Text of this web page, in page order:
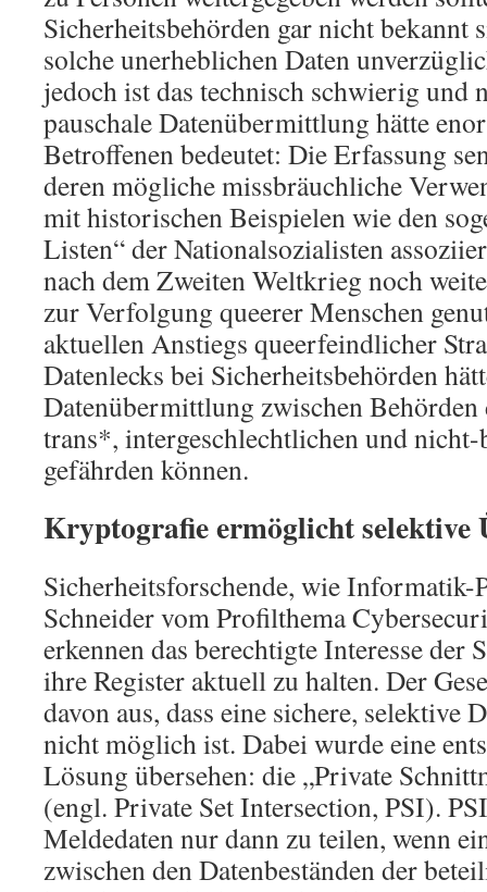
Sicherheitsbehörden gar nicht bekannt
solche unerheblichen Daten
jedoch ist das technisch schwierig und
pauschale Datenübermittlung hätte
Betroffenen bedeutet: Die Erfassung
deren mögliche missbräuchliche
mit historischen Beispielen wie den
Listen“ der Nationalsozialisten
nach dem Zweiten Weltkrieg noch
zur Verfolgung queerer Menschen
aktuellen Anstiegs queerfeindlicher
Datenlecks bei Sicherheitsbehörden
Datenübermittlung zwischen
trans*, intergeschlechtlichen und nicht-
gefährden können.
Kryptografie ermöglicht selektive
Sicherheitsforschende, wie Informatik-
Schneider vom Profilthema
erkennen das berechtigte Interesse der
ihre Register aktuell zu halten. Der
davon aus, dass eine sichere, selektive
nicht möglich ist. Dabei wurde eine
Lösung übersehen: die „Private
(engl. Private Set Intersection, PSI).
Meldedaten nur dann zu teilen, wenn
zwischen den Datenbeständen der